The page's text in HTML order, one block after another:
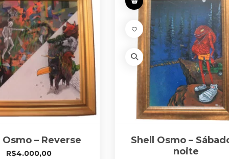
Osmo – Reverse
R$4.000,00
Shell Osmo –
noite